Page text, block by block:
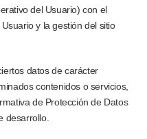
del Usuario) con el
y la gestión del sitio
datos de carácter
contenidos o servicios,
de Protección de Datos
desarrollo.